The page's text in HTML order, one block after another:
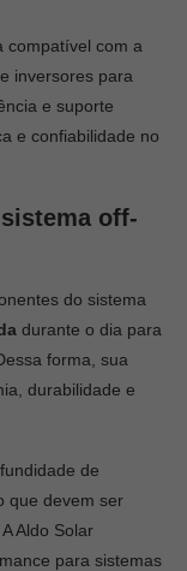
compatível com a
inversores para
e suporte
e confiabilidade no
off-
do sistema
durante o dia para
forma, sua
durabilidade e
de
que devem ser
Aldo Solar
para sistemas